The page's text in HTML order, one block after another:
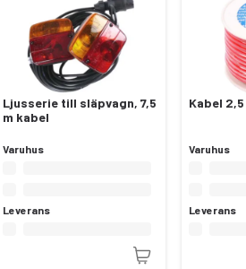
Ljusserie till släpvagn, 7,5
m kabel
Varuhus
Leverans
Kabel 2,5
Varuhus
Leverans